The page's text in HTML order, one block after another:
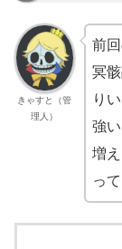
きゃすと（管
理人）
前
冥
り
強
増
っ